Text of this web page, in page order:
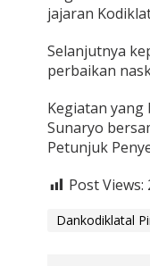
n
N
I
A
jajaran
Selanjutnya
perbaikan
Kegiatan
Sunaryo
Petunjuk
Post Views:
Dankodiklatal